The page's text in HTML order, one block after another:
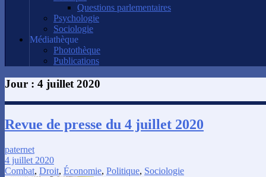
Questions parlementaires
Psychologie
Sociologie
Médiathèque
Photothèque
Publications
Jour : 4 juillet 2020
Revue de presse du 4 juillet 2020
paternet
4 juillet 2020
Combat, Droit, Économie, Politique, Sociologie